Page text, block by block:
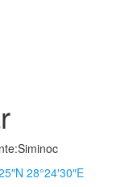
Siminoc
28°24′30″E